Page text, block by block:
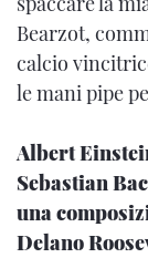
Bearzot,
calcio
le mani pipe
Albert
Sebastian
una
Delano